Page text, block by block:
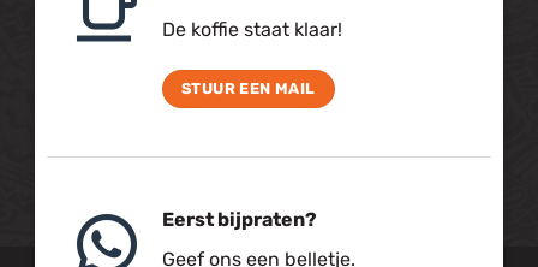
De koffie staat klaar!
STUUR EEN MAIL
Eerst bijpraten?
Geef ons een belletje.